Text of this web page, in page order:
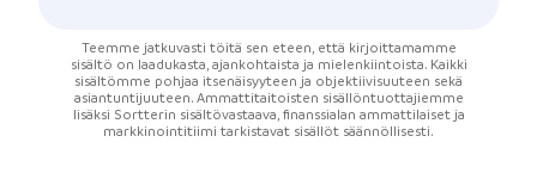
Teemme jatkuvasti töitä sen eteen, että kirjoittamamme
sisältö on laadukasta, ajankohtaista ja mielenkiintoista. Kaikki
sisältömme pohjaa itsenäisyyteen ja objektiivisuuteen sekä
asiantuntijuuteen. Ammattitaitoisten sisällöntuottajiemme
lisäksi Sortterin sisältövastaava, finanssialan ammattilaiset ja
markkinointitiimi tarkistavat sisällöt säännöllisesti.